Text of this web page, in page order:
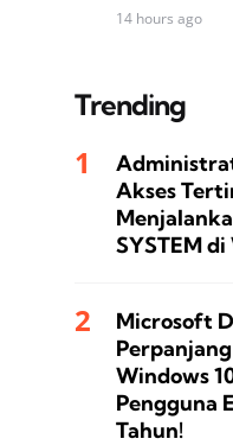
14 hours ago
Trending
Akses
SYSTEM
Microsoft
Windows
Pengguna
Tahun!